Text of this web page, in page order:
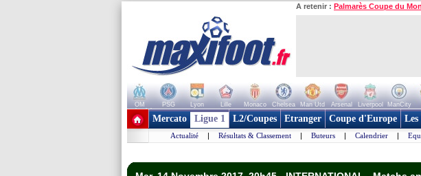
A retenir : Palmarès Coupe du
OM PSG Lyon Lille Monaco Chelsea Man Utd Arsenal Liverpool ManCity
+ de clubs
Mercato Ligue 1 L2/Coupes Etranger Coupe d'Europe
Actualité | Résultats & Classement | Buteurs | Calendrier |